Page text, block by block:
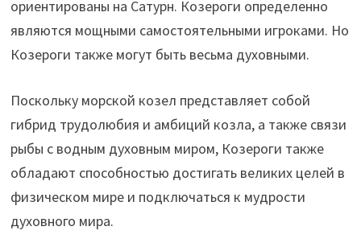
ориентированы на Сатурн. Козероги определенно
являются мощными самостоятельными игроками. Но
Козероги также могут быть весьма духовными.
Поскольку морской козел представляет собой
гибрид трудолюбия и амбиций козла, а также связи
рыбы с водным духовным миром, Козероги также
обладают способностью достигать великих целей в
физическом мире и подключаться к мудрости
духовного мира.